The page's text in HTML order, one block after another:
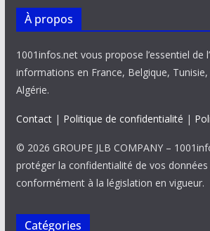
À propos
1001infos.net vous propose l’essentiel de
informations en France, Belgique,
Algérie.
Contact| Politique de confidentialité |
© 2026 GROUPE JLB COMPANY –
protéger la confidentialité de vos données
conformément à la législation en vigueur.
Catégories